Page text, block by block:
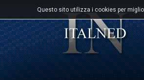
Questo sito utilizza i cookies per